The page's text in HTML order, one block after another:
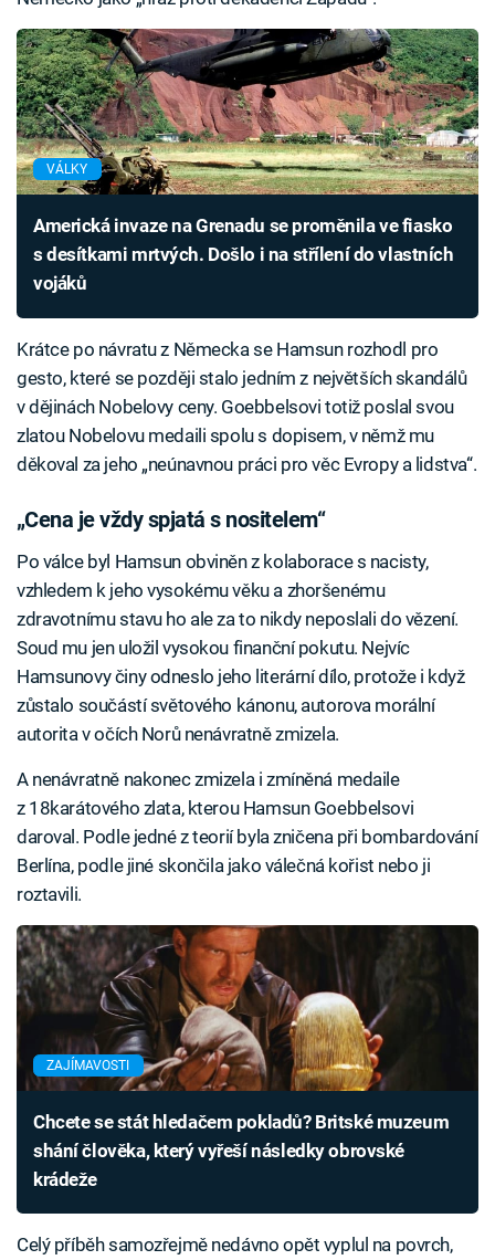
VÁLKY
Americká invaze na Grenadu se proměnila ve fiasko
s desítkami mrtvých. Došlo i na střílení do vlastních
vojáků
Krátce po návratu z Německa se Hamsun rozhodl pro
gesto, které se později stalo jedním z největších skandálů
v dějinách Nobelovy ceny. Goebbelsovi totiž poslal svou
zlatou Nobelovu medaili spolu s dopisem, v němž mu
děkoval za jeho „neúnavnou práci pro věc Evropy a lidstva“.
„Cena je vždy spjatá s nositelem“
Po válce byl Hamsun obviněn z kolaborace s nacisty,
vzhledem k jeho vysokému věku a zhoršenému
zdravotnímu stavu ho ale za to nikdy neposlali do vězení.
Soud mu jen uložil vysokou finanční pokutu. Nejvíc
Hamsunovy činy odneslo jeho literární dílo, protože i když
zůstalo součástí světového kánonu, autorova morální
autorita v očích Norů nenávratně zmizela.
A nenávratně nakonec zmizela i zmíněná medaile
z 18karátového zlata, kterou Hamsun Goebbelsovi
daroval. Podle jedné z teorií byla zničena při bombardování
Berlína, podle jiné skončila jako válečná kořist nebo ji
roztavili.
ZAJÍMAVOSTI
Chcete se stát hledačem pokladů? Britské muzeum
shání člověka, který vyřeší následky obrovské
krádeže
Celý příběh samozřejmě nedávno opět vyplul na povrch,